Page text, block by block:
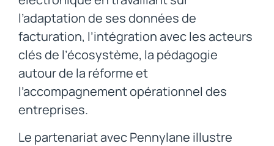
l’adaptation de ses données de
facturation, l’intégration avec les acteurs
clés de l’écosystème, la pédagogie
autour de la réforme et
l’accompagnement opérationnel des
entreprises.
Le partenariat avec Pennylane illustre